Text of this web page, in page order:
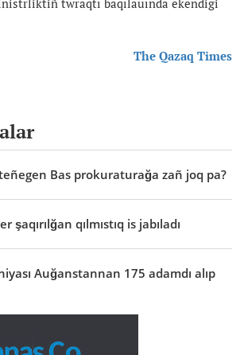
The Qazaq Times
Bas prokuraturağa zañ joq pa?
şaqırılğan qılmıstıq is jabıladı
Auğanstannan 175 adamdı alıp